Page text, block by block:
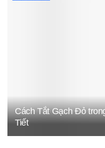
Cách Tắt Gạch Đỏ
Tiết